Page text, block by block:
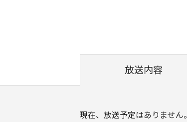
放送内容
現在、放送予定はありません。